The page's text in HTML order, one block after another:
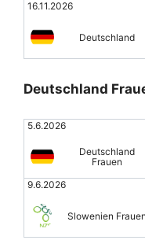
16.11.2026
Deutschland
Deutschland
5.6.2026
Deutschland
Frauen
9.6.2026
Slowenien Frauen